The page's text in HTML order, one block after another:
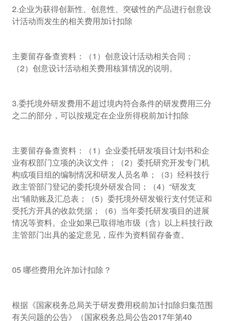
2.企业为获得创新性、创意性、突破性的产品进行创意设
计活动而发生的相关费用加计扣除
主要留存备查资料：（1）创意设计活动相关合同；
（2）创意设计活动相关费用核算情况的说明。
3.委托境外研发费用不超过境内符合条件的研发费用三分
之二的部分，可以按规定在企业所得税前加计扣除
主要留存备查资料：（1）企业委托研发项目计划书和企
业有权部门立项的决议文件；（2）委托研究开发专门机
构或项目组的编制情况和研发人员名单；（3）经科技行
政主管部门登记的委托境外研发合同；（4）“研发支
出”辅助账及汇总表；（5）委托境外研发银行支付凭证和
受托方开具的收款凭据；（6）当年委托研发项目的进展
情况等资料。企业如果已取得地市级（含）以上科技行政
主管部门出具的鉴定意见，应作为资料留存备查。
05 哪些费用允许加计扣除？
根据《国家税务总局关于研发费用税前加计扣除归集范围
有关问题的公告》（国家税务总局公告2017年第40